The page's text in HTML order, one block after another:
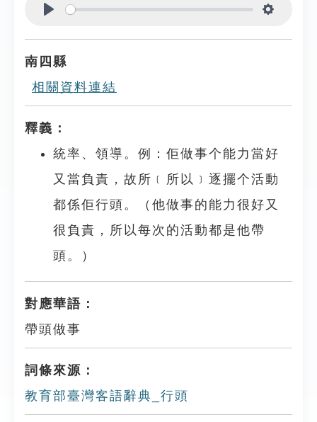
南四縣
相關資料連結
釋義：
統率、領導。例：佢做事个能力當好
又當負責，故所﹝所以﹞逐擺个活動
都係佢行頭。（他做事的能力很好又
很負責，所以每次的活動都是他帶
頭。）
對應華語：
帶頭做事
詞條來源：
教育部臺灣客語辭典_行頭